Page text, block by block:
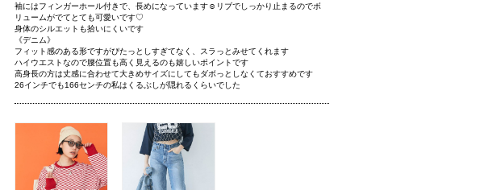
袖にはフィンガーホール付きで、長めになっています☺️リブでしっかり止まるのでボ
リュームがでてとても可愛いです♡
身体のシルエットも拾いにくいです
《デニム》
フィット感のある形ですがぴたっとしすぎてなく、スラっとみせてくれます
ハイウエストなので腰位置も高く見えるのも嬉しいポイントです
高身長の方は丈感に合わせて大きめサイズにしてもダボっとしなくておすすめです
26インチでも166センチの私はくるぶしが隠れるくらいでした